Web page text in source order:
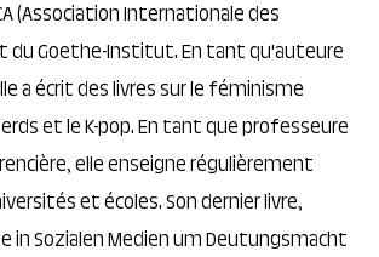
(Association Internationale des
du Goethe-Institut. En tant qu'auteure
a écrit des livres sur le féminisme
et le K-pop. En tant que professeure
elle enseigne régulièrement
et écoles. Son dernier livre,
in Sozialen Medien um Deutungsmacht